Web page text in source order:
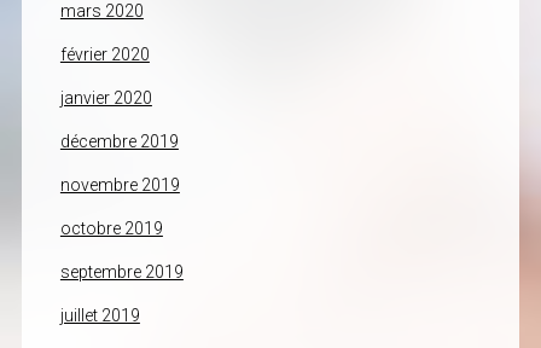
mars 2020
février 2020
janvier 2020
décembre 2019
novembre 2019
octobre 2019
septembre 2019
juillet 2019